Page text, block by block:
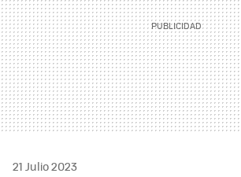
21 Julio 2023